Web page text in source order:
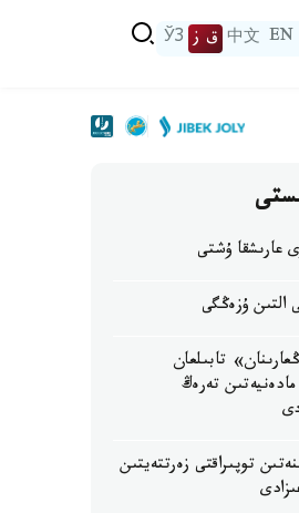
EN
中文 ق ز ЎЗ
ۇزەڭگى
تابىلعان
تەرەڭ
توپىراقتى زەرتتەيتىن